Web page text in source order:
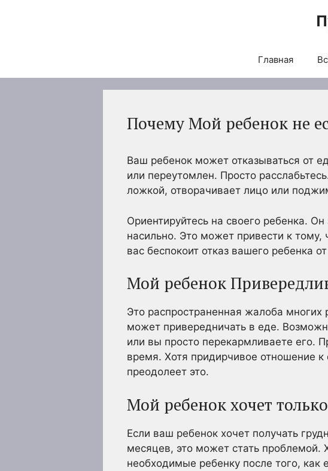
Главная
Почему Мой ребенок не
Ваш ребенок может отказываться от
или переутомлен. Просто
ложкой, отворачивает лицо или
Ориентируйтесь на своего ребенка.
насильно. Это может привести к
вас беспокоит отказ вашего ребенка
Мой ребенок
Это распространенная жалоба
может привередничать в еде.
или вы просто перекармливаете его.
время. Хотя придирчивое отношение
преодолеет это.
Мой ребенок хочет
Если ваш ребенок хочет получать
месяцев, это может стать проблемой.
необходимые ребенку после того,